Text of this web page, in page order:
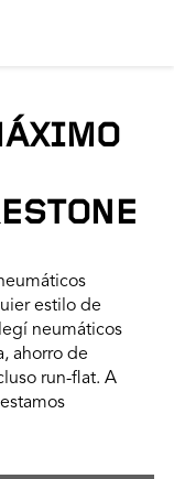
estilo de
neumáticos
ahorro de
run-flat. A